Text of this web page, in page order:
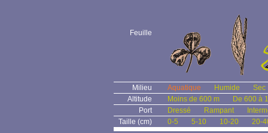
Feuille
Milieu Aquatique Humide
Sec
Altitude
Moins de 600 m
De 600 à
Port
Dressé Rampant
Taille (cm)
0-5 5-10 10-20 20-